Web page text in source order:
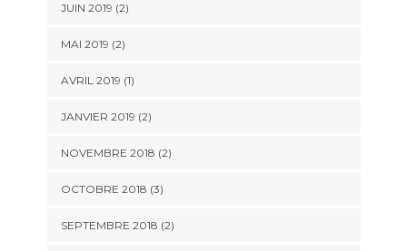
JUIN 2019 (2)
MAI 2019 (2)
AVRIL 2019 (1)
JANVIER 2019 (2)
NOVEMBRE 2018 (2)
OCTOBRE 2018 (3)
SEPTEMBRE 2018 (2)